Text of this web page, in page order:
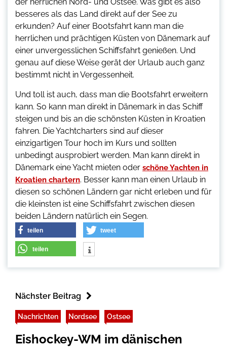
besseres als das Land direkt auf der See zu
erkunden? Auf einer Bootsfahrt kann man die
herrlichen und prächtigen Küsten von Dänemark auf
einer unvergesslichen Schiffsfahrt genießen. Und
genau auf diese Weise gerät der Urlaub auch ganz
bestimmt nicht in Vergessenheit.
Und toll ist auch, dass man die Bootsfahrt erweitern
kann. So kann man direkt in Dänemark in das Schiff
steigen und bis an die schönsten Küsten in Kroatien
fahren. Die Yachtcharters sind auf dieser
einzigartigen Tour hoch im Kurs und sollten
unbedingt ausprobiert werden. Man kann direkt in
Dänemark eine Yacht mieten oder schöne Yachten in
Kroatien chartern. Besser kann man einen Urlaub in
diesen so schönen Ländern gar nicht erleben und für
die kleinsten ist eine Schiffsfahrt zwischen diesen
beiden Ländern natürlich ein Segen.
teilen tweet
teilen
Nächster Beitrag
Nachrichten Nordsee Ostsee
Eishockey-WM im dänischen